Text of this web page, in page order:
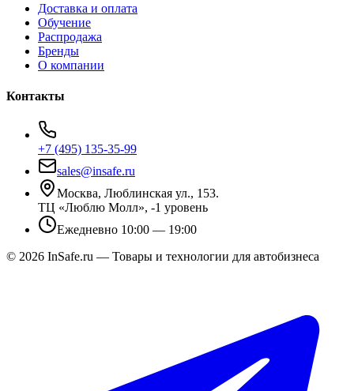
Доставка и оплата
Обучение
Распродажа
Бренды
О компании
Контакты
+7 (495) 135-35-99
sales@insafe.ru
Москва, Люблинская ул., 153.
ТЦ «Люблю Молл», -1 уровень
Ежедневно 10:00 — 19:00
© 2026 InSafe.ru — Товары и технологии для автобизнеса